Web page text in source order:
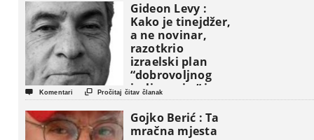
Gideon Levy :
Kako je tinejdžer,
a ne novinar,
razotkrio
izraelski plan
“dobrovoljnog
iseljavanja ” iz
Gaze
 Komentari  Pročitaj čitav članak
Gojko Berić : Ta
mračna mjesta